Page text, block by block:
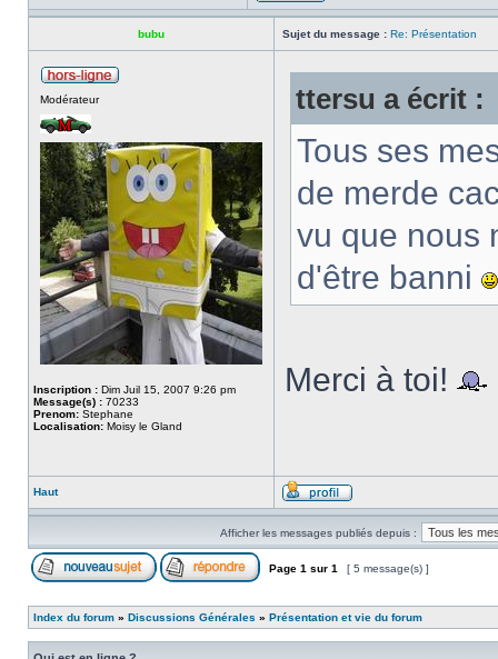
bubu Sujet du message : Re: Présentation
Modérateur
Inscription : Dim Juil 15, 2007 9:26 pm
Message(s) : 70233
Prenom: Stephane
Localisation: Moisy le Gland
ttersu a écrit :
Tous ses
de merde
vu que nous
d'être banni
Merci à toi!
Haut
Afficher les messages publiés depuis :
Page 1 sur 1 [ 5 message(s) ]
Index du forum » Discussions Générales » Présentation et vie du forum